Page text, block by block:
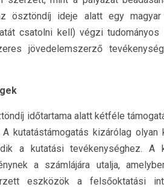
ösztöndíj ideje alatt egy
csatolni kell) végzi
jövedelemszerző
időtartama alatt kétféle
A kutatástámogatás kizárólag
a kutatási tevékenységhez. A
a számlájára utalja,
eszközök a felsőoktatási